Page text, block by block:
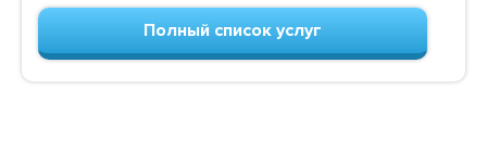
Полный список услуг